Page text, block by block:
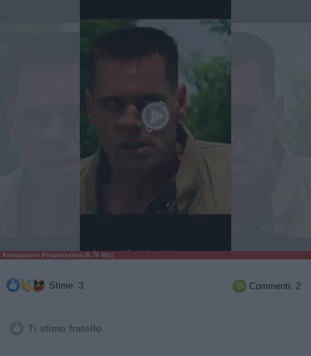
Animazione Pesantissima (6.76 Mb)
Stime: 3  Commenti: 2
Ti stimo fratello